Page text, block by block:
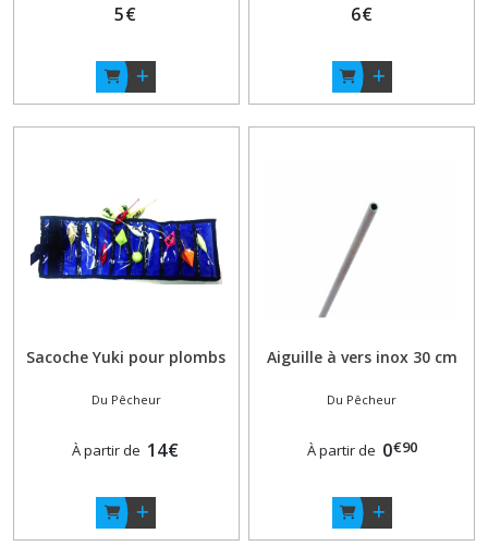
5€ 6€
Sacoche Yuki pour plombs
Du Pêcheur
À partir de 14€
Aiguille à vers inox 30 cm
Du Pêcheur
À partir de 0€90